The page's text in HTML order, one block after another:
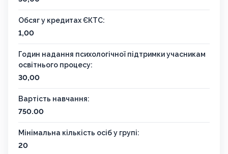
Обсяг у кредитах ЄКТС:
1,00
Годин надання психологічної підтримки учасникам
освітнього процесу:
30,00
Вартість навчання:
750.00
Мінімальна кількість осіб у групі:
20